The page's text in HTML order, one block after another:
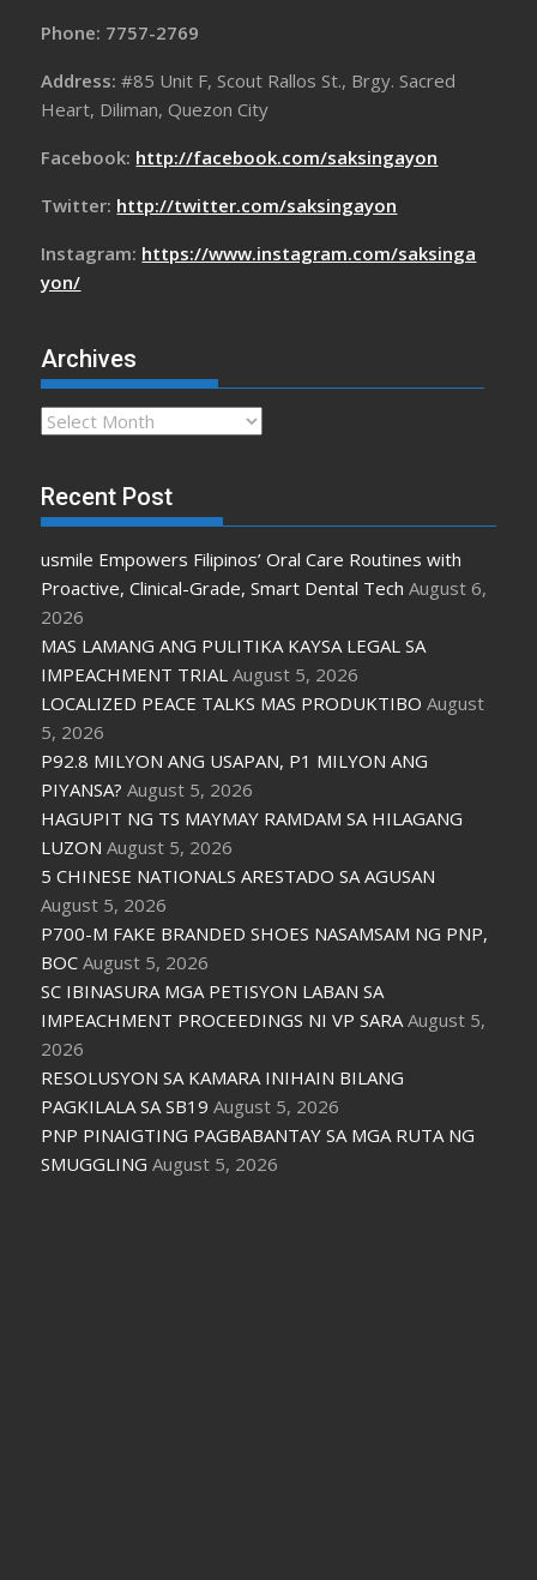
Phone: 7757-2769
Address:#85 Unit F, Scout Rallos St., Brgy. Sacred
Heart, Diliman, Quezon City
Facebook: http://facebook.com/saksingayon
Twitter: http://twitter.com/saksingayon
Instagram: https://www.instagram.com/saksinga
yon/
Archives
Archives
Recent Post
usmile Empowers Filipinos’ Oral Care Routines with
Proactive, Clinical-Grade, Smart Dental Tech August 6,
2026
MAS LAMANG ANG PULITIKA KAYSA LEGAL SA
IMPEACHMENT TRIAL August 5, 2026
LOCALIZED PEACE TALKS MAS PRODUKTIBO August
5, 2026
P92.8 MILYON ANG USAPAN, P1 MILYON ANG
PIYANSA? August 5, 2026
HAGUPIT NG TS MAYMAY RAMDAM SA HILAGANG
LUZON August 5, 2026
5 CHINESE NATIONALS ARESTADO SA AGUSAN
August 5, 2026
P700-M FAKE BRANDED SHOES NASAMSAM NG PNP,
BOC August 5, 2026
SC IBINASURA MGA PETISYON LABAN SA
IMPEACHMENT PROCEEDINGS NI VP SARA August 5,
2026
RESOLUSYON SA KAMARA INIHAIN BILANG
PAGKILALA SA SB19 August 5, 2026
PNP PINAIGTING PAGBABANTAY SA MGA RUTA NG
SMUGGLING August 5, 2026